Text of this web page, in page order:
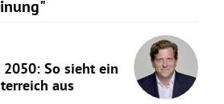
2050: So sieht ein
aus